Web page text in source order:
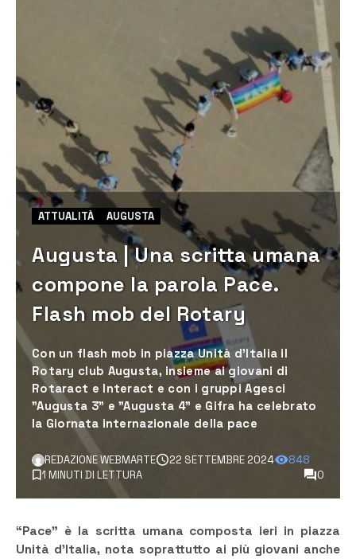
ATTUALITÀ AUGUSTA
Augusta | Una scritta umana
compone la parola Pace.
Flash mob del Rotary
Con un flash mob in piazza Unità d’Italia il
Rotary club Augusta, insieme ai giovani di
Rotaract e Interact e con i gruppi Agesci
"Augusta 3" e "Augusta 4" e Gifra ha celebrato
la Giornata internazionale della pace
REDAZIONE WEBMARTE 22 SETTEMBRE 2024
848
1 MINUTI DI LETTURA
0
“Pace” è la scritta umana composta ieri in piazza
Unità d’Italia, nota soprattutto ai più giovani anche